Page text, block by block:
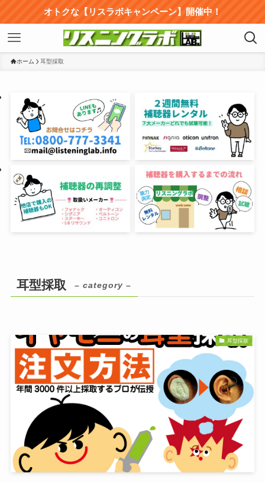
オトクな【リスラボキャンペーン】開催中！
ホーム 耳型採取
耳型採取 – category –
耳型採取